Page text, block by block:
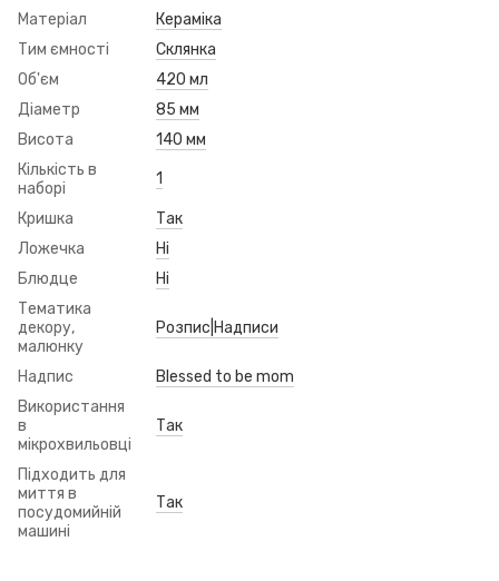
Матеріал
Кераміка
Тим ємності
Склянка
Об'єм
420 мл
Діаметр
85 мм
Висота
140 мм
Кількість в
наборі
1
Кришка
Так
Ложечка
Ні
Блюдце
Ні
Тематика
декору,
малюнку
Розпис|Надписи
Надпис
Blessed to be mom
Використання
в
мікрохвильовці
Так
Підходить для
миття в
посудомийній
машині
Так